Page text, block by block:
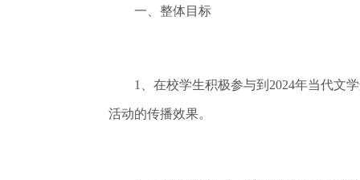
一、整体目标
1、在校学生积极参与到2024年当代文学
活动的传播效果。